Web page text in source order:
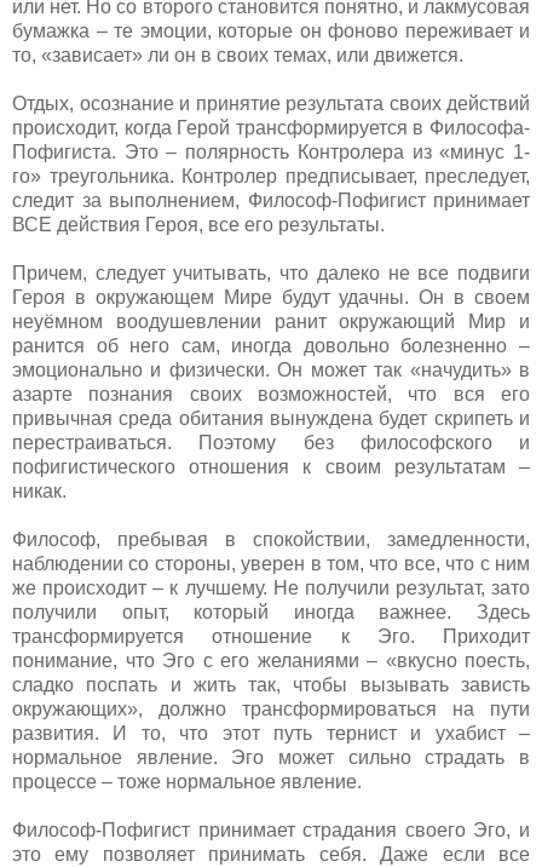
или нет. Но со второго становится понятно, и лакмусовая
бумажка – те эмоции, которые он фоново переживает и
то, «зависает» ли он в своих темах, или движется.
Отдых, осознание и принятие результата своих действий
происходит, когда Герой трансформируется в Философа-
Пофигиста. Это – полярность Контролера из «минус 1-
го» треугольника. Контролер предписывает, преследует,
следит за выполнением, Философ-Пофигист принимает
ВСЕ действия Героя, все его результаты.
Причем, следует учитывать, что далеко не все подвиги
Героя в окружающем Мире будут удачны. Он в своем
неуёмном воодушевлении ранит окружающий Мир и
ранится об него сам, иногда довольно болезненно –
эмоционально и физически. Он может так «начудить» в
азарте познания своих возможностей, что вся его
привычная среда обитания вынуждена будет скрипеть и
перестраиваться. Поэтому без философского и
пофигистического отношения к своим результатам –
никак.
Философ, пребывая в спокойствии, замедленности,
наблюдении со стороны, уверен в том, что все, что с ним
же происходит – к лучшему. Не получили результат, зато
получили опыт, который иногда важнее. Здесь
трансформируется отношение к Эго. Приходит
понимание, что Эго с его желаниями – «вкусно поесть,
сладко поспать и жить так, чтобы вызывать зависть
окружающих», должно трансформироваться на пути
развития. И то, что этот путь тернист и ухабист –
нормальное явление. Эго может сильно страдать в
процессе – тоже нормальное явление.
Философ-Пофигист принимает страдания своего Эго, и
это ему позволяет принимать себя. Даже если все